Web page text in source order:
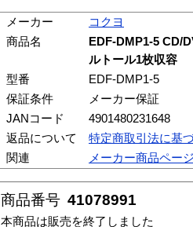
メーカー
コクヨ
商品名
EDF-DMP1-5 CD/
ルトール1枚収容
型番
EDF-DMP1-5
保証条件
メーカー保証
JANコード
4901480231648
返品について
特定商取引法に基
関連
メーカー商品ペー
商品番号 41078991
本商品は販売を終了しました